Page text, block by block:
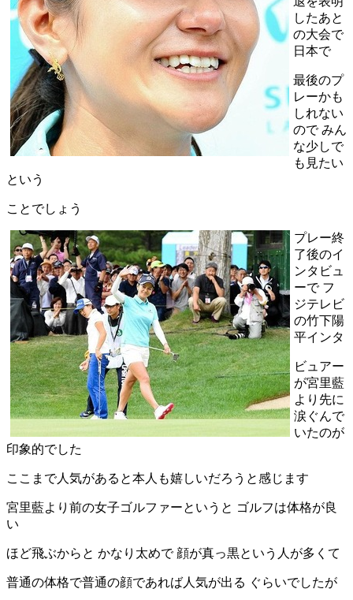
したあと
の大会で
日本で
最後のプ
レーかも
しれない
ので みん
な少しで
も見たい
という
ことでしょう
プレー終
了後のイ
ンタビュ
ーで フ
ジテレビ
の竹下陽
平インタ
ビュアー
が宮里藍
より先に
涙ぐんで
いたのが
印象的でした
ここまで人気があると本人も嬉しいだろうと感じます
宮里藍より前の女子ゴルファーというと ゴルフは体格が良
い
ほど飛ぶからと かなり太めで 顔が真っ黒という人が多くて
普通の体格で普通の顔であれば人気が出る ぐらいでしたが